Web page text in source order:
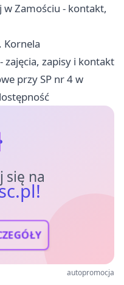
w Zamościu - kontakt,
Kornela
zajęcia, zapisy i kontakt
przy SP nr 4 w
się na
autopromocja